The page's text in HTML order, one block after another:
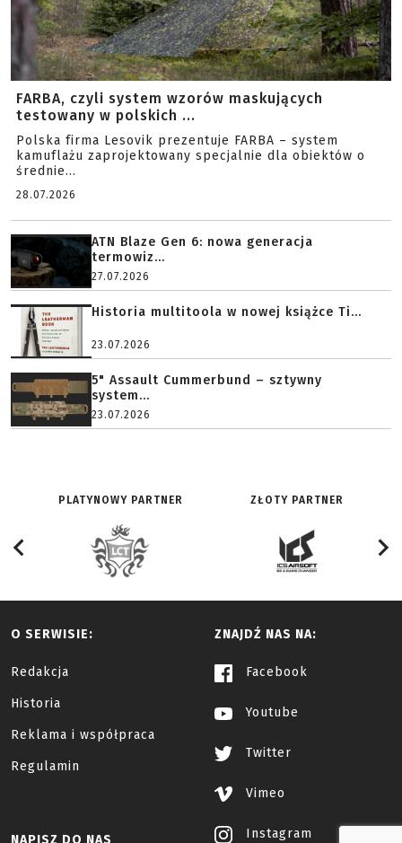
FARBA, czyli system wzorów maskujących
testowany w polskich ...
Polska firma Lesovik prezentuje FARBA – system
kamuflażu zaprojektowany specjalnie dla obiektów o
średnie...
28.07.2026
ATN Blaze Gen 6: nowa generacja
termowiz...
27.07.2026
Historia multitoola w nowej książce Ti...
23.07.2026
5" Assault Cummerbund – sztywny
system...
23.07.2026
PLATYNOWY PARTNER ZŁOTY PARTNER
O SERWISIE:
Redakcja
Historia
Reklama i współpraca
Regulamin
ZNAJDŹ NAS NA:
Facebook
Youtube
Twitter
Vimeo
Instagram